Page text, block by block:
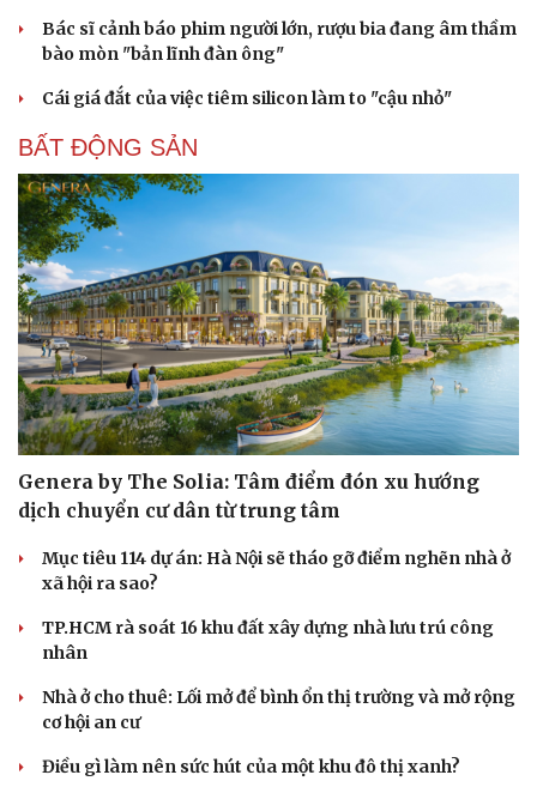
Bác sĩ cảnh báo phim người lớn, rượu bia đang âm thầm
bào mòn "bản lĩnh đàn ông"
Cái giá đắt của việc tiêm silicon làm to "cậu nhỏ"
BẤT ĐỘNG SẢN
Genera by The Solia: Tâm điểm đón xu hướng
dịch chuyển cư dân từ trung tâm
Mục tiêu 114 dự án: Hà Nội sẽ tháo gỡ điểm nghẽn nhà ở
xã hội ra sao?
TP.HCM rà soát 16 khu đất xây dựng nhà lưu trú công
nhân
Nhà ở cho thuê: Lối mở để bình ổn thị trường và mở rộng
cơ hội an cư
Điều gì làm nên sức hút của một khu đô thị xanh?